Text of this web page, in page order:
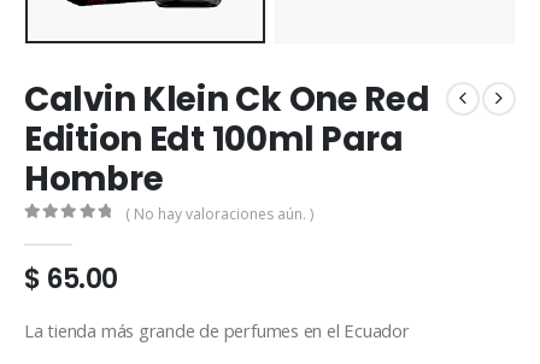
Calvin Klein Ck One Red
Edition Edt 100ml Para
Hombre
( No hay valoraciones aún. )
$ 65.00
La tienda más grande de perfumes en el Ecuador